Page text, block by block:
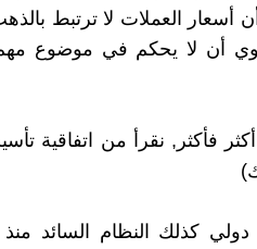
أسعار العملات لا ترتبط
أن لا يحكم في موضوع
فأكثر, نقرأ من اتفاقية